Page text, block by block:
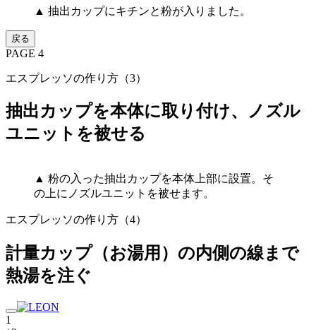
▲ 抽出カップにキチンと粉が入りました。
戻る
PAGE 4
エスプレッソの作り方（3）
抽出カップを本体に取り付け、ノズル
ユニットを被せる
▲ 粉の入った抽出カップを本体上部に設置。そ
の上にノズルユニットを被せます。
エスプレッソの作り方（4）
計量カップ（お湯用）の内側の線まで
熱湯を注ぐ
1